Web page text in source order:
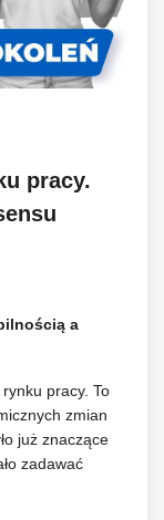
pracy.
a
pracy. To
zmian
już znaczące
zadawać